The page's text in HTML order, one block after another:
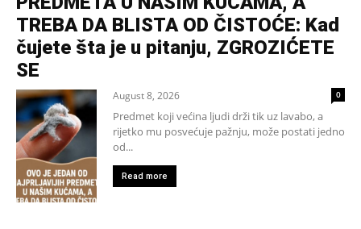
TREBA DA BLISTA OD ČISTOĆE: Kad
čujete šta je u pitanju, ZGROZIĆETE
SE
August 8, 2026 0
Predmet koji većina ljudi drži tik uz lavabo, a
rijetko mu posvećuje pažnju, može postati jedno
od...
Read more